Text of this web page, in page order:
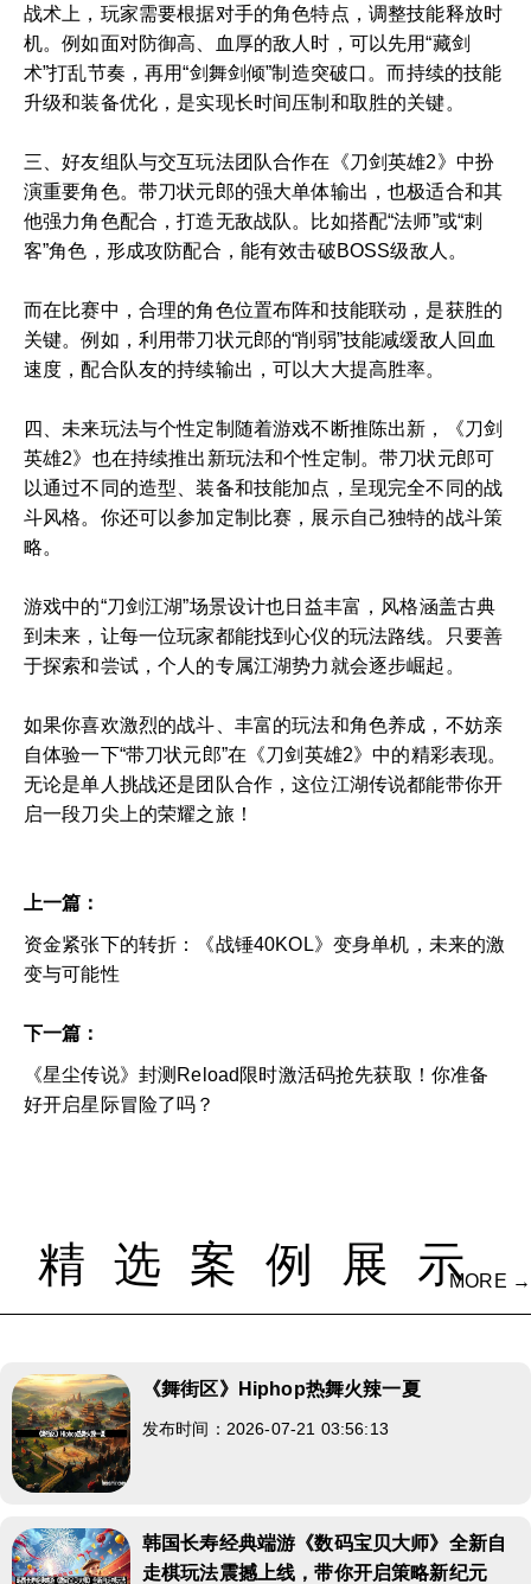
战术上，玩家需要根据对手的角色特点，调整技能释放时
机。例如面对防御高、血厚的敌人时，可以先用“藏剑
术”打乱节奏，再用“剑舞剑倾”制造突破口。而持续的技能
升级和装备优化，是实现长时间压制和取胜的关键。
三、好友组队与交互玩法团队合作在《刀剑英雄2》中扮
演重要角色。带刀状元郎的强大单体输出，也极适合和其
他强力角色配合，打造无敌战队。比如搭配“法师”或“刺
客”角色，形成攻防配合，能有效击破BOSS级敌人。
而在比赛中，合理的角色位置布阵和技能联动，是获胜的
关键。例如，利用带刀状元郎的“削弱”技能减缓敌人回血
速度，配合队友的持续输出，可以大大提高胜率。
四、未来玩法与个性定制随着游戏不断推陈出新，《刀剑
英雄2》也在持续推出新玩法和个性定制。带刀状元郎可
以通过不同的造型、装备和技能加点，呈现完全不同的战
斗风格。你还可以参加定制比赛，展示自己独特的战斗策
略。
游戏中的“刀剑江湖”场景设计也日益丰富，风格涵盖古典
到未来，让每一位玩家都能找到心仪的玩法路线。只要善
于探索和尝试，个人的专属江湖势力就会逐步崛起。
如果你喜欢激烈的战斗、丰富的玩法和角色养成，不妨亲
自体验一下“带刀状元郎”在《刀剑英雄2》中的精彩表现。
无论是单人挑战还是团队合作，这位江湖传说都能带你开
启一段刀尖上的荣耀之旅！
上一篇：
资金紧张下的转折：《战锤40KOL》变身单机，未来的激
变与可能性
下一篇：
《星尘传说》封测Reload限时激活码抢先获取！你准备
好开启星际冒险了吗？
精选案例展示MORE →
《舞街区》Hiphop热舞火辣一夏
发布时间：2026-07-21 03:56:13
韩国长寿经典端游《数码宝贝大师》全新自
走棋玩法震撼上线，带你开启策略新纪元